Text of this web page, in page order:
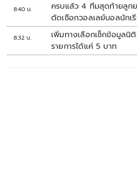
8:40 น.
ครบแล้ว 4 ทีมสุดท้ายลู
ตัดเชือกวอลเลย์บอลนักเ
2026'
8:32 น.
เพิ่มทางเลือกเช็กข้อมูลนิ
รายการได้แค่ 5 บาท